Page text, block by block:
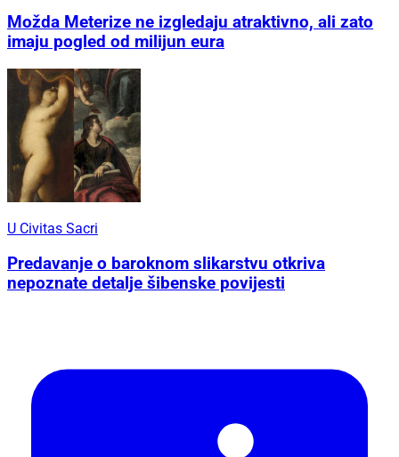
Možda Meterize ne izgledaju atraktivno, ali zato
imaju pogled od milijun eura
U Civitas Sacri
Predavanje o baroknom slikarstvu otkriva
nepoznate detalje šibenske povijesti